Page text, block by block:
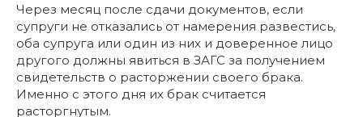
Через месяц после сдачи документов, если
супруги не отказались от намерения развестись,
оба супруга или один из них и доверенное лицо
другого должны явиться в ЗАГС за получением
свидетельств о расторжении своего брака.
Именно с этого дня их брак считается
расторгнутым.